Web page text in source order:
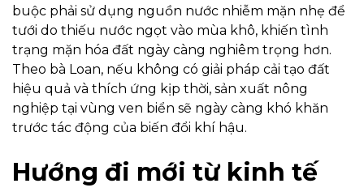
buộc phải sử dụng nguồn nước nhiễm mặn nhẹ để
tưới do thiếu nước ngọt vào mùa khô, khiến tình
trạng mặn hóa đất ngày càng nghiêm trọng hơn.
Theo bà Loan, nếu không có giải pháp cải tạo đất
hiệu quả và thích ứng kịp thời, sản xuất nông
nghiệp tại vùng ven biển sẽ ngày càng khó khăn
trước tác động của biến đổi khí hậu.
Hướng đi mới từ kinh tế